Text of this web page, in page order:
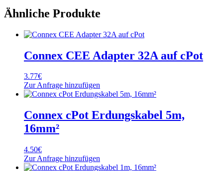
Ringöse
Ähnliche Produkte
Connex CEE Adapter 32A auf cPot
3.77€
Zur Anfrage hinzufügen
Connex cPot Erdungskabel 5m,
16mm²
4.50€
Zur Anfrage hinzufügen